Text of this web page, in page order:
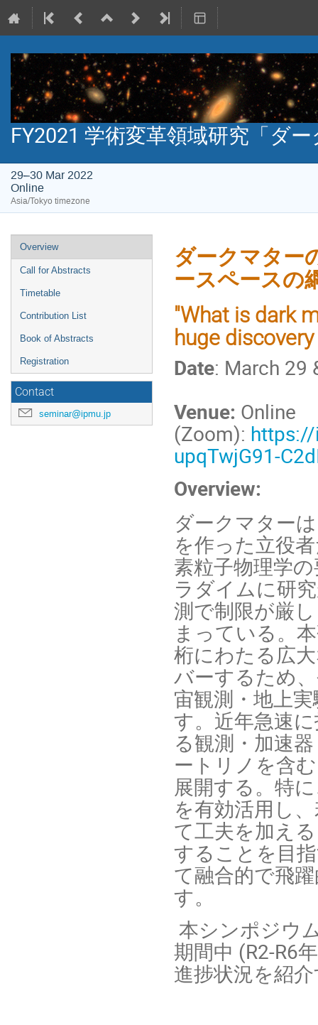
FY2021 学術変革領域研究「ダ
29–30 Mar 2022
Online
Asia/Tokyo timezone
Event
menu
Overview
Call for Abstracts
Timetable
Contribution List
Book of Abstracts
Registration
Contact
seminar@ipmu.jp
ダークマター
ースペースの
"What is dark
huge
Date: March 29
Venue: Online
(Zoom):
upqTwjG91-
Overview:
ダークマター
を作った立役
素粒子物理学
ラダイムに研
測で制限が厳
まっている。
桁にわたる広
バーするため
宙観測・地上
す。近年急速
る観測・加速
ートリノを含
展開する。特
を有効活用し
て工夫を加え
することを目
て融合的で飛
す。
本シンポジウ
期間中 (R2-R6
進捗状況を紹